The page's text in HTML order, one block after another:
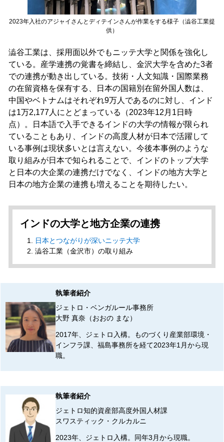
2023年入社のアジャイさんとディテインさんが作業をする様子（澁谷工業提
供）
澁谷工業は、採用面以外でもニッテ大学と関係を強化し
ている。産学連携の覚書を締結し、金沢大学を含めた3者
での連携が動き出している。技術・人文知識・国際業務
の在留資格を保有する、日本の国籍別在留外国人数は、
中国やベトナムはそれぞれ9万人であるのに対し、インド
は1万2,177人にとどまっている（2023年12月1日時
点）。日本語で入手できるインドの大学の情報が限られ
ていることもあり、インドの高度人材が日本で活躍して
いる事例は現状多いとは言えない。今後本事例のような
取り組みが日本で知られることで、インドのトップ大学
と日本の大企業の連携だけでなく、インドの地方大学と
日本の地方企業の連携も増えることを期待したい。
インドの大学と地方企業の連携
日本とつながりが深いニッテ大学
澁谷工業（金沢市）の取り組み
執筆者紹介
ジェトロ・ベンガルール事務所
大野 真奈（おおの まな）
2017年、ジェトロ入構。ものづくり産業部環境・
インフラ課、福島事務所を経て2023年1月から現
職。
執筆者紹介
ジェトロ知的資産部高度外国人材課
スワスティック・クルカルニ
2023年、ジェトロ入構。同年3月から現職。